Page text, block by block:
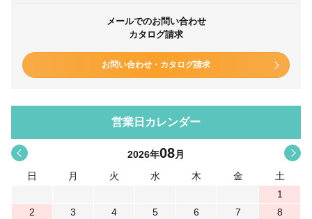
メールでのお問い合わせ
カタログ請求
お問い合わせ・カタログ請求
営業日カレンダー
< >
2026年08月
日
月 火 水 木 金
土
1
2
3 4 5 6 7
8